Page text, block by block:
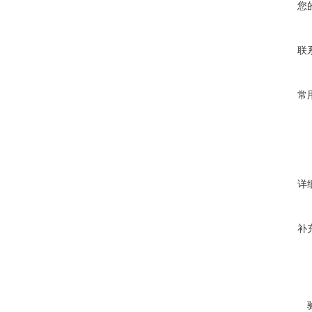
您
联
常
详
补